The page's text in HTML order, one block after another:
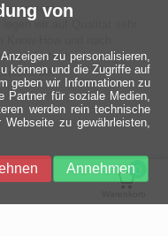
in unserer
wir auf Qualität sehr
How und nach
qualitativ hochwertige
der
0
Ein halbes
Jahrhundert
technologische
von
zu personalisieren,
können und die Zugriffe auf
geben wir Informationen zu
Partner für soziale Medien,
werden rein technische
zu gewährleisten,
Annehmen